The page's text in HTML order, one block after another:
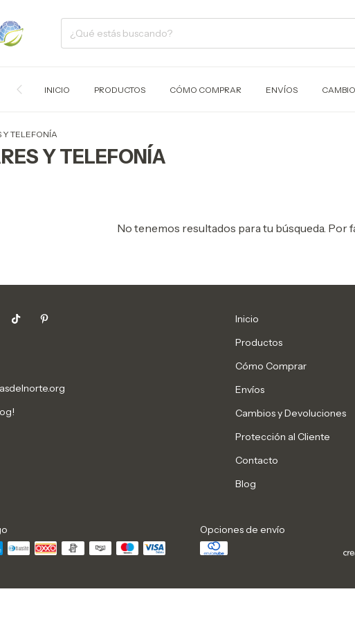
INICIO PRODUCTOS CÓMO COMPRAR ENVÍOS
Y TELEFONÍA
Y TELEFONÍA
No tenemos resultados para tu búsqueda.
Inicio
Productos
Cómo Comprar
Envíos
Cambios y Devoluciones
Protección al Cliente
Contacto
Blog
Opciones de envío